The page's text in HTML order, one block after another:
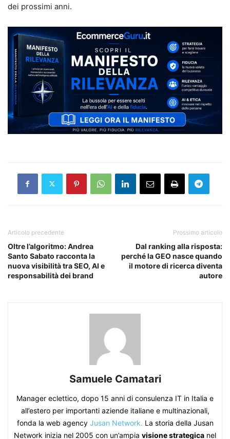
dei prossimi anni.
Articolo precedente
Oltre l’algoritmo: Andrea
Santo Sabato racconta la
nuova visibilità tra SEO, AI e
responsabilità dei brand
Prossimo articolo
Dal ranking alla risposta:
perché la GEO nasce quando
il motore di ricerca diventa
autore
Samuele Camatari
Manager eclettico, dopo 15 anni di consulenza IT in Italia e
all’estero per importanti aziende italiane e multinazionali,
fonda la web agency Jusan Network. La storia della Jusan
Network inizia nel 2005 con un’ampia visione strategica nel